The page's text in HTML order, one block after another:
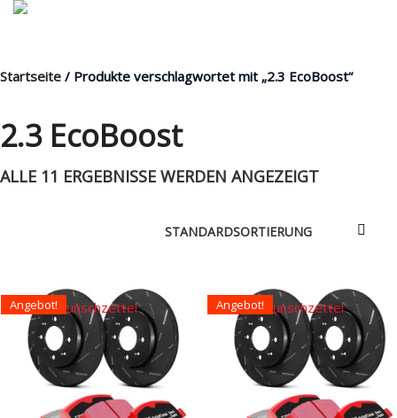
MENÜ
Products
Nach Baugruppen
Wunschliste
Startseite / Produkte verschlagwortet mit „2.3 EcoBoost“
2.3 EcoBoost
ALLE 11 ERGEBNISSE WERDEN ANGEZEIGT
Angebot!
Auf den Wunschzettel Angebot!
Auf den Wunschzettel